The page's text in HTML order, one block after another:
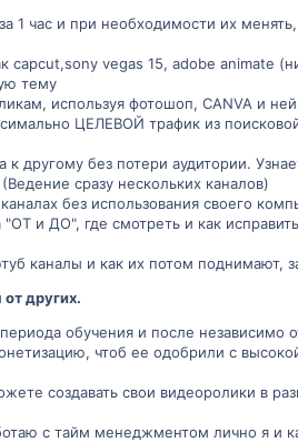
1 час и при необходимости их
capcut,sony vegas 15, adobe animate
тему
используя фотошоп, CANVA и
ЦЕЛЕВОЙ трафик из
другому без потери аудитории.
сразу нескольких каналов)
без использования своего
и ДО", где смотреть и как
каналы и как их потом поднимают,
других.
обучения и после независимо
чтоб ее одобрили с
создавать свои видеоролики в
с тайм менеджментом лично я и